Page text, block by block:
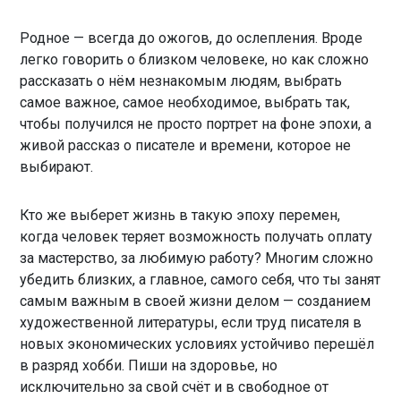
Родное — всегда до ожогов, до ослепления. Вроде
легко говорить о близком человеке, но как сложно
рассказать о нём незнакомым людям, выбрать
самое важное, самое необходимое, выбрать так,
чтобы получился не просто портрет на фоне эпохи, а
живой рассказ о писателе и времени, которое не
выбирают.
Кто же выберет жизнь в такую эпоху перемен,
когда человек теряет возможность получать оплату
за мастерство, за любимую работу? Многим сложно
убедить близких, а главное, самого себя, что ты занят
самым важным в своей жизни делом — созданием
художественной литературы, если труд писателя в
новых экономических условиях устойчиво перешёл
в разряд хобби. Пиши на здоровье, но
исключительно за свой счёт и в свободное от